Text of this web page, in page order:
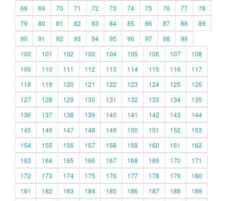
68
69 70 71 72 73 74 75 76 77
78
79
80 81 82 83 84 85 86 87 88
89
90
91 92 93 94 95 96 97 98
99
100
101 102 103 104 105 106 107
108
109
110 111 112 113 114 115 116
117
118
119 120 121 122 123 124 125
126
127
128 129 130 131 132 133 134
135
136
137 138 139 140 141 142 143
144
145
146 147 148 149 150 151 152
153
154
155 156 157 158 159 160 161
162
163
164 165 166 167 168 169 170
171
172
173 174 175 176 177 178 179
180
181
182 183 184 185 186 187 188
189